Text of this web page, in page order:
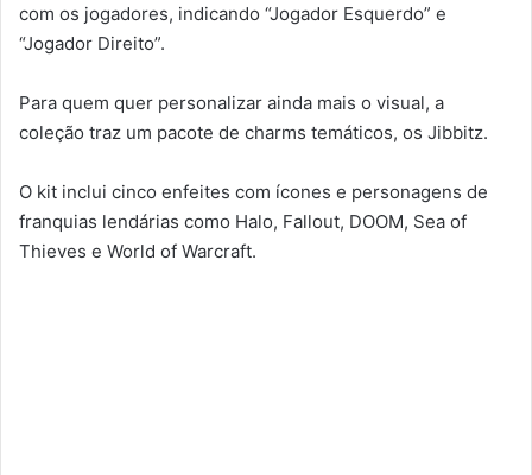
com os jogadores, indicando “Jogador Esquerdo” e
“Jogador Direito”.
Para quem quer personalizar ainda mais o visual, a
coleção traz um pacote de charms temáticos, os Jibbitz.
O kit inclui cinco enfeites com ícones e personagens de
franquias lendárias como Halo, Fallout, DOOM, Sea of
Thieves e World of Warcraft.